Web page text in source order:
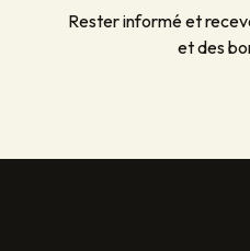
Rester informé et
et des